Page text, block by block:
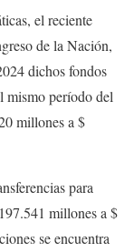
el reciente
de la Nación,
dichos fondos
mismo período del
millones a $
para
millones a $
se encuentra